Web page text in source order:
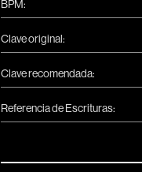
BPM:
Clave original:
Clave recomendada:
Referencia de Escrituras: